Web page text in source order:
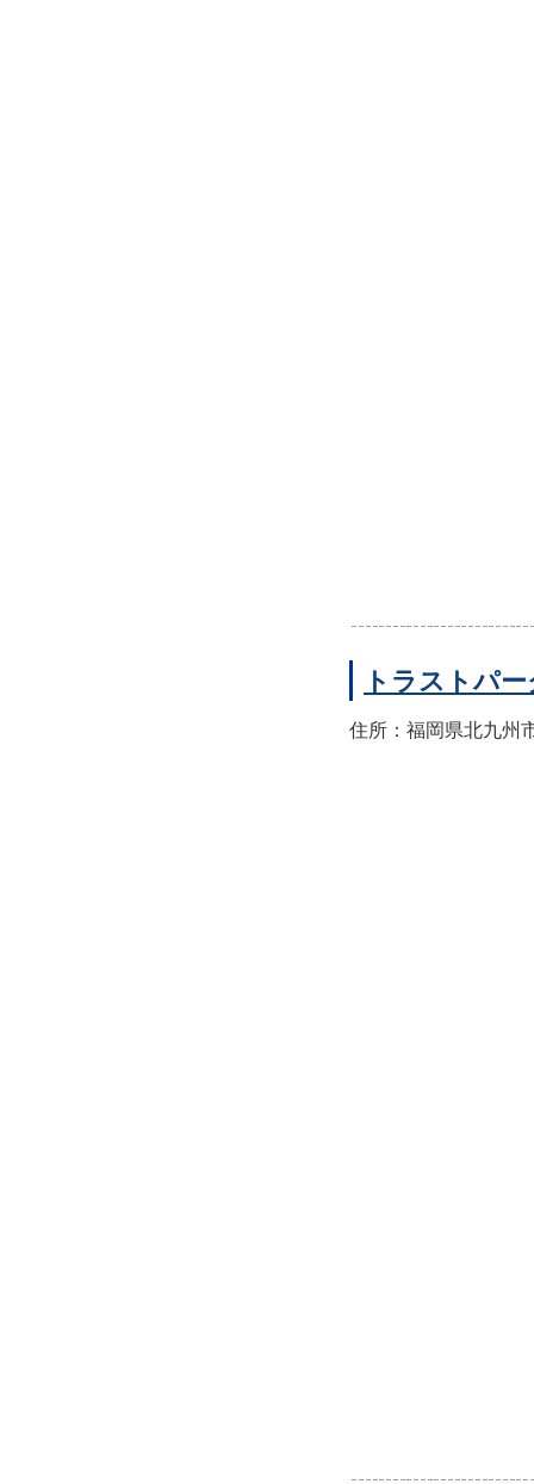
トラストパ
住所：福岡県北九州